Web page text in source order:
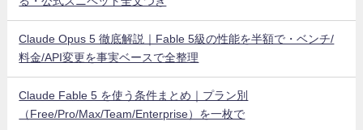
Claude Opus 5 徹底解説｜Fable 5級の性能を半額で・ベンチ/
料金/API変更を事実ベースで全整理
Claude Fable 5 を使う条件まとめ｜プラン別
（Free/Pro/Max/Team/Enterprise）を一枚で